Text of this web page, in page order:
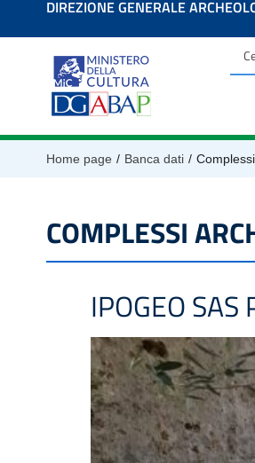
contenutoDIREZIONE GENERALE
Home page / Banca dati /
COMPLESSI
IPOGEO SAS